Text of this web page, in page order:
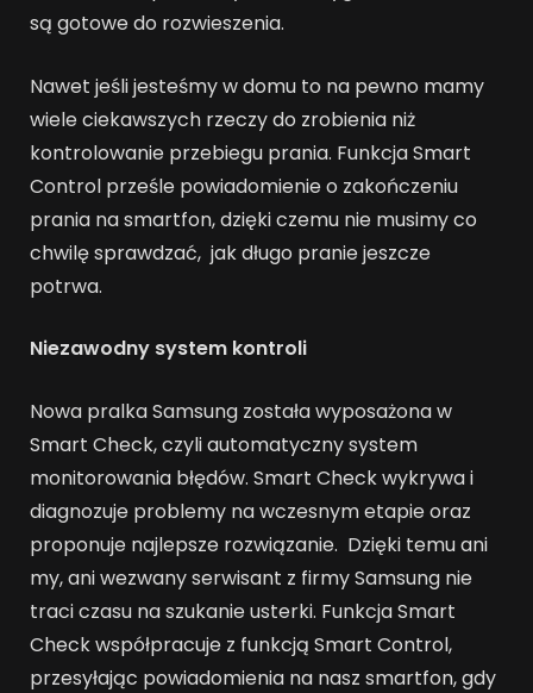
są gotowe do rozwieszenia.
Nawet jeśli jesteśmy w domu to na pewno mamy
wiele ciekawszych rzeczy do zrobienia niż
kontrolowanie przebiegu prania. Funkcja Smart
Control prześle powiadomienie o zakończeniu
prania na smartfon, dzięki czemu nie musimy co
chwilę sprawdzać, jak długo pranie jeszcze
potrwa.
Niezawodny system kontroli
Nowa pralka Samsung została wyposażona w
Smart Check, czyli automatyczny system
monitorowania błędów. Smart Check wykrywa i
diagnozuje problemy na wczesnym etapie oraz
proponuje najlepsze rozwiązanie. Dzięki temu ani
my, ani wezwany serwisant z firmy Samsung nie
traci czasu na szukanie usterki. Funkcja Smart
Check współpracuje z funkcją Smart Control,
przesyłając powiadomienia na nasz smartfon, gdy